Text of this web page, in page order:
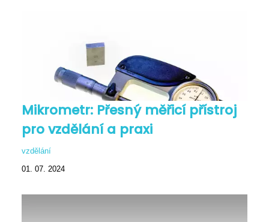
Mikrometr: Přesný měřicí přístroj
pro vzdělání a praxi
vzdělání
01. 07. 2024